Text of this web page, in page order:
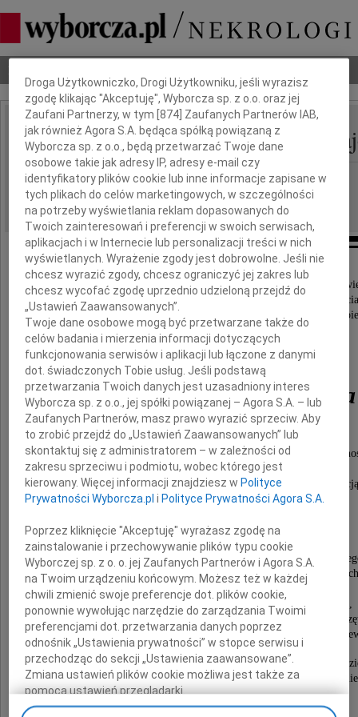
IMIĘ I NAZWISKO: Jadwiga Wilczynska
REGION: Kraków
DATA EMISJI: 04.04.2012
W dniu 18 lutego 2012 roku zmarła w
nasza najdroższa Mama, Babcia, Teściowa,
przyjaciel zwierząt, młodzieży i tych w potrzebie
Jadwiga
Wilczyńska-Gajewska
lwowianka, warszawianka, kalifornijka
piękna, wspaniała, niezapomniana, dzielnie z
i pięknem stawiająca czoła losowi,
niezapomniana Mama, która była i jest inspiracją
i wzorcem życia z celem godnym oddania
Pedagog Technikum im. Kasprzaka na Woli,
wieloletni tłumacz techniczny języka
Zakładów im. M. Kasprzaka, wieloletni pracownik
Wojskowej Akademii Technicznej.
Kreator Inicjatywy Marii Skłodowskiej-Curie,
wieloletni działacz Towarzystwa Opieki nad
- Schroniska na Paluchu, wieloletni działacz Związku
Byłaś zawsze oddana i obecna mimo odległości nas
mającej wpływ na nas wszystkich za życia i po
Odeszłaś od nas, a ciągle jesteś przy nas,
kochamy Cię na zawsze.
Dbamy o Twoją prywatność
Droga Użytkowniczko, Drogi Użytkowniku, jeśli wyrazisz
zgodę klikając "Akceptuję", Wyborcza sp. z o.o. oraz jej
Zaufani Partnerzy, w tym [874] Zaufanych Partnerów IAB,
jak również Agora S.A. będąca spółką powiązaną z
Wyborcza sp. z o.o., będą przetwarzać Twoje dane
osobowe takie jak adresy IP, adresy e-mail czy
identyfikatory plików cookie lub inne informacje zapisane w
tych plikach do celów marketingowych, w szczególności
na potrzeby wyświetlania reklam dopasowanych do
Twoich zainteresowań i preferencji w swoich serwisach,
aplikacjach i w Internecie lub personalizacji treści w nich
wyświetlanych. Wyrażenie zgody jest dobrowolne. Jeśli nie
chcesz wyrazić zgody, chcesz ograniczyć jej zakres lub
chcesz wycofać zgodę uprzednio udzieloną przejdź do
„Ustawień Zaawansowanych”.
Twoje dane osobowe mogą być przetwarzane także do
celów badania i mierzenia informacji dotyczących
funkcjonowania serwisów i aplikacji lub łączone z danymi
dot. świadczonych Tobie usług. Jeśli podstawą
przetwarzania Twoich danych jest uzasadniony interes
Wyborcza sp. z o.o., jej spółki powiązanej – Agora S.A. – lub
Zaufanych Partnerów, masz prawo wyrazić sprzeciw. Aby
to zrobić przejdź do „Ustawień Zaawansowanych” lub
skontaktuj się z administratorem – w zależności od
zakresu sprzeciwu i podmiotu, wobec którego jest
kierowany. Więcej informacji znajdziesz wPolityce
Prywatności Wyborcza.pl iPolityce Prywatności Agora S.A.
Poprzez kliknięcie "Akceptuję" wyrażasz zgodę na
zainstalowanie i przechowywanie plików typu cookie
Wyborczej sp. z o. o. jej Zaufanych Partnerów i Agora S.A.
na Twoim urządzeniu końcowym. Możesz też w każdej
chwili zmienić swoje preferencje dot. plików cookie,
ponownie wywołując narzędzie do zarządzania Twoimi
preferencjami dot. przetwarzania danych poprzez
odnośnik „Ustawienia prywatności” w stopce serwisu i
przechodząc do sekcji „Ustawienia zaawansowane”.
Zmiana ustawień plików cookie możliwa jest także za
pomocą ustawień przeglądarki.